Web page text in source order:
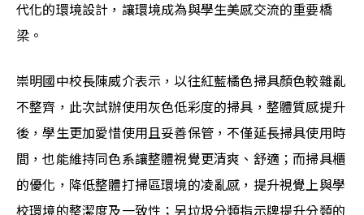
代化的環境設計，讓環境成為與學生美感交流的重要橋
梁。
崇明國中校長陳威介表示，以往紅藍橘色掃具顏色較雜亂
不整齊，此次試辦使用灰色低彩度的掃具，整體質感提升
後，學生更加愛惜使用且妥善保管，不僅延長掃具使用時
間，也能維持同色系讓整體視覺更清爽、舒適；而掃具櫃
的優化，降低整體打掃區環境的凌亂感，提升視覺上與學
校環境的整潔度及一致性；另垃圾分類指示牌提升分類的